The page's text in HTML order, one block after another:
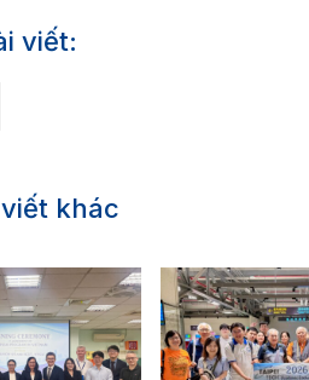
viết:
khác